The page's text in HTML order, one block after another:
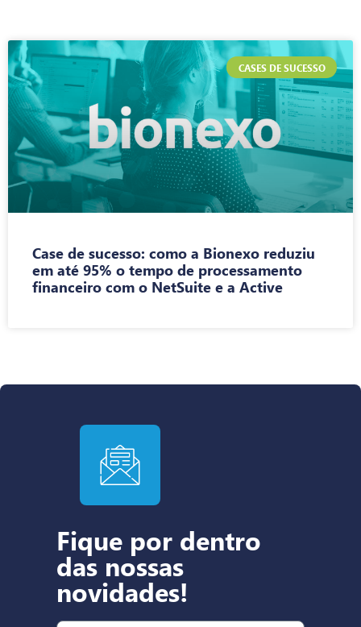
CASES DE SUCESSO
Case de sucesso: como a Bionexo reduziu
em até 95% o tempo de processamento
financeiro com o NetSuite e a Active
Fique por dentro
das nossas
novidades!